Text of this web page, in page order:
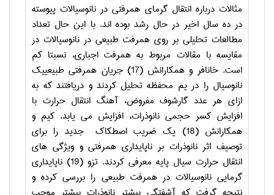
مثالات درباره انتقال گرمای همرفتی در نانوسیالات پیوسته
در ده سال اخیر در حال رشد بوده اند. با این حال تعداد
مطالعات تحلیلی بر روی همرفت طبیعی در نانوسیالات در
مقایسه با مقالات مربوط به همرفت اجباری، نسبتا کم
است. خانافر و همکارانش (17) جریان همرفتی طبیعییک
نانوسیال را در یم محفظه تحلیل کردند و دریافتند که به
ازای هر عدد گارشوف مفروض، آهنگ انتقال حرارت با
افزایش کسر حجمی نانوذرات، افزایش می یابد. کیم و
همکارانش (18) یک ضریب اصطکاک جدید را برای
توصیف اثر نانوذرات بر ناپایداری همرفتی و ویژگی های
انتقال حرارت سیال پایه معرفی کردند. تزو (19) ناپایداری
گرمایی نانوسیالات در همرفت طبیعی را بررسی کرده و